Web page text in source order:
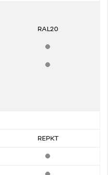
RAL20
Standardvarustus
Standardvarustus
REPKT
Standardvarustus